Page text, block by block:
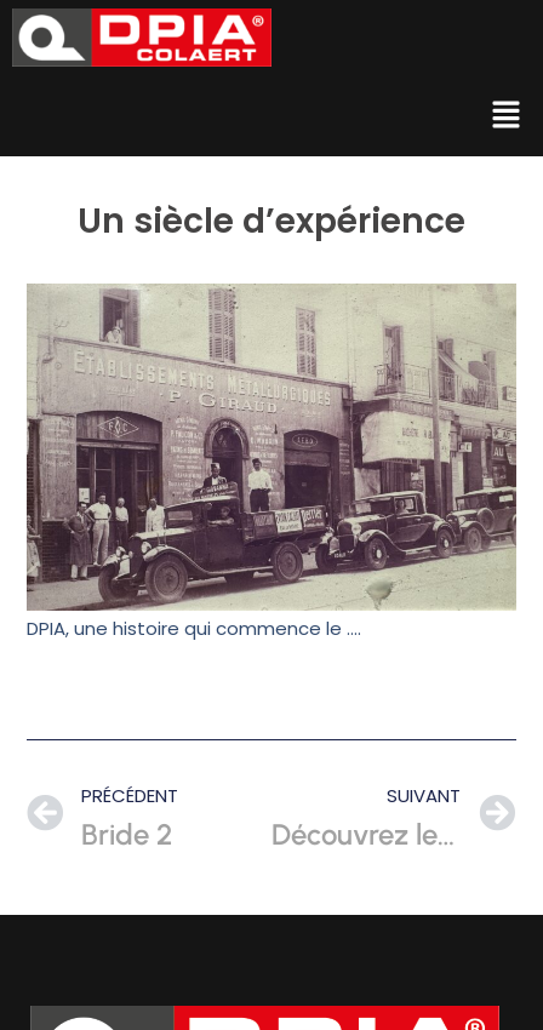
Un siècle d’expérience
DPIA, une histoire qui commence le ….
PRÉCÉDENT
Bride 2
SUIVANT
Découvrez les coulisses du montage de notre dernière ligne de production